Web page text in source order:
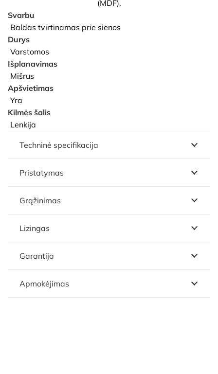
(MDF).
Svarbu
Baldas tvirtinamas prie sienos
Durys
Varstomos
Išplanavimas
Mišrus
Apšvietimas
Yra
Kilmės šalis
Lenkija
Techninė specifikacija
Pristatymas
Grąžinimas
Lizingas
Garantija
Apmokėjimas